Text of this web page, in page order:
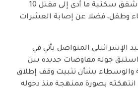
الماضي، استهداف 4 شقق سكنية ما أدى إلى مقتل 10
منهم 4 نساء وطفل، فضلا عن إصابة العشرات
الإسرائيلي المتواصل يأتي في
استبق جولة مفاوضات جديدة بين
والوسطاء بشأن تثبيت وقف إطلاق
انتهكته بصورة ممنهجة منذ دخوله